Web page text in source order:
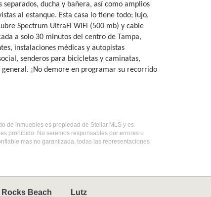
ducha y bañera, así como amplios
al estanque. Esta casa lo tiene todo; lujo,
Spectrum UltraFi WiFi (500 mb) y cable
a solo 30 minutos del centro de Tampa,
instalaciones médicas y autopistas
senderos para bicicletas y caminatas,
¡No demore en programar su recorrido
de inmuebles es propiedad de Stellar MLS y es
prohibido. No seremos responsables por errores u
mas no garantizada, todas las representaciones
Rocks Beach
Lutz